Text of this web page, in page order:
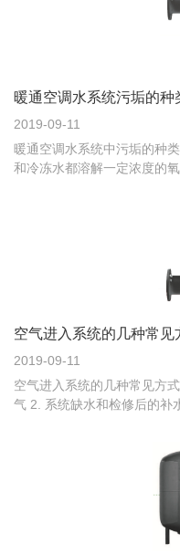
暖通空调水系统污垢的种
2019-09-11
暖通空调水系统中污垢的种
和冷冻水都溶解一定浓度的
空气进入系统的几种常见
2019-09-11
空气进入系统的几种常见方
气 2. 系统缺水和检修后的补